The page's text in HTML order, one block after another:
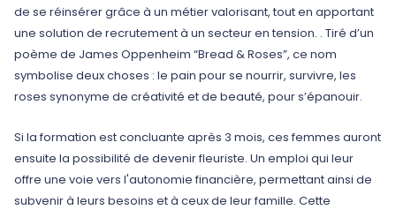
de se réinsérer grâce à un métier valorisant, tout en apportant
une solution de recrutement à un secteur en tension. . Tiré d’un
poème de James Oppenheim “Bread & Roses”, ce nom
symbolise deux choses : le pain pour se nourrir, survivre, les
roses synonyme de créativité et de beauté, pour s’épanouir.
Si la formation est concluante après 3 mois, ces femmes auront
ensuite la possibilité de devenir fleuriste. Un emploi qui leur
offre une voie vers l'autonomie financière, permettant ainsi de
subvenir à leurs besoins et à ceux de leur famille. Cette